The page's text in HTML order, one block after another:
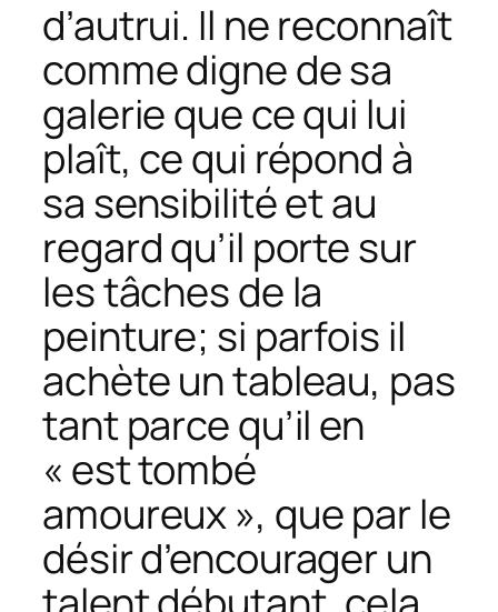
d’autrui. Il ne reconnaît
comme digne de sa
galerie que ce qui lui
plaît, ce qui répond à
sa sensibilité et au
regard qu’il porte sur
les tâches de la
peinture; si parfois il
achète un tableau, pas
tant parce qu’il en
« est tombé
amoureux », que par le
désir d’encourager un